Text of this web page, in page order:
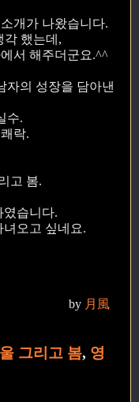
개가 나왔습니다.
각 했는데,
서 해주더군요.^^
자의 성장을 담아낸
수.
락.
고 봄.
였습니다.
오고 싶네요.
by 月風
그리고 봄, 영